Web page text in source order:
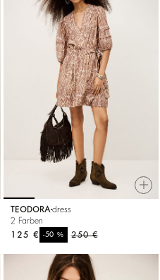
TEODORA dress
2 Farben
250 €
-50%
125 €